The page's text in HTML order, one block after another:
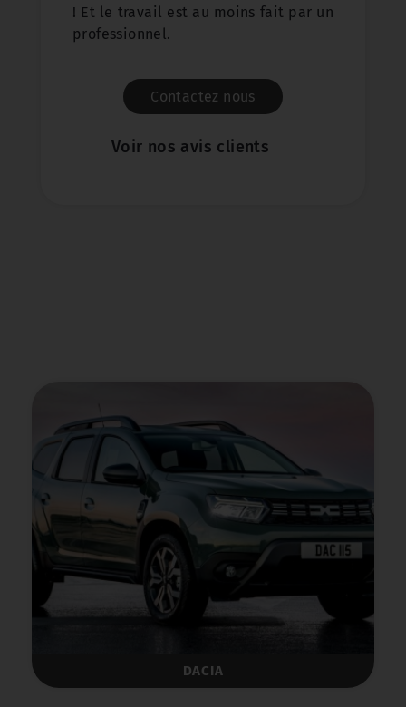
! Et le travail est au moins fait par un
professionnel.
Contactez nous
Voir nos avis clients
DACIA